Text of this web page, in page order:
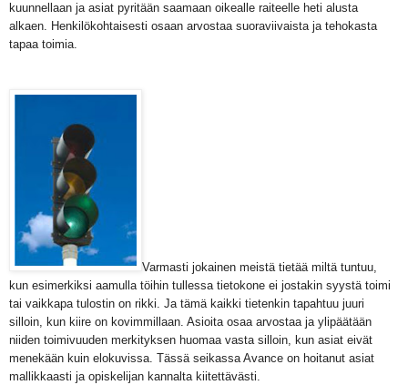
kuunnellaan ja asiat pyritään saamaan oikealle raiteelle heti alusta
alkaen. Henkilökohtaisesti osaan arvostaa suoraviivaista ja tehokasta
tapaa toimia.
Varmasti jokainen meistä tietää miltä tuntuu,
kun esimerkiksi aamulla töihin tullessa tietokone ei jostakin syystä toimi
tai vaikkapa tulostin on rikki. Ja tämä kaikki tietenkin tapahtuu juuri
silloin, kun kiire on kovimmillaan. Asioita osaa arvostaa ja ylipäätään
niiden toimivuuden merkityksen huomaa vasta silloin, kun asiat eivät
menekään kuin elokuvissa. Tässä seikassa Avance on hoitanut asiat
mallikkaasti ja opiskelijan kannalta kiitettävästi.